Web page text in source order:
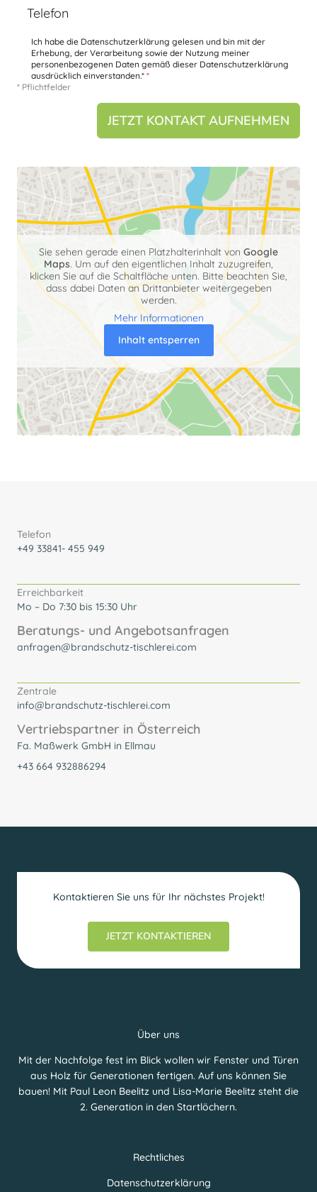
Telefon
Ich habe die Datenschutzerklärung gelesen und bin mit der
Erhebung, der Verarbeitung sowie der Nutzung meiner
personenbezogenen Daten gemäß dieser Datenschutzerklärung
ausdrücklich einverstanden.* *
* Pflichtfelder
JETZT KONTAKT AUFNEHMEN
Sie sehen gerade einen Platzhalterinhalt von Google
Maps. Um auf den eigentlichen Inhalt zuzugreifen,
klicken Sie auf die Schaltfläche unten. Bitte beachten Sie,
dass dabei Daten an Drittanbieter weitergegeben
werden.
Mehr Informationen
Inhalt entsperren
Telefon
+49 33841- 455 949
Erreichbarkeit
Mo – Do 7:30 bis 15:30 Uhr
Beratungs- und Angebotsanfragen
anfragen@brandschutz-tischlerei.com
Zentrale
info@brandschutz-tischlerei.com
Vertriebspartner in Österreich
Fa. Maßwerk GmbH in Ellmau
+43 664 932886294
Kontaktieren Sie uns für Ihr nächstes Projekt!
JETZT KONTAKTIEREN
Über uns
Mit der Nachfolge fest im Blick wollen wir Fenster und Türen
aus Holz für Generationen fertigen. Auf uns können Sie
bauen! Mit Paul Leon Beelitz und Lisa-Marie Beelitz steht die
2. Generation in den Startlöchern.
Rechtliches
Datenschutzerklärung